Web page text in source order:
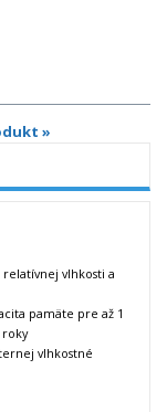
»
vlhkosti a
pamäte pre až 1
roky
vlhkostné